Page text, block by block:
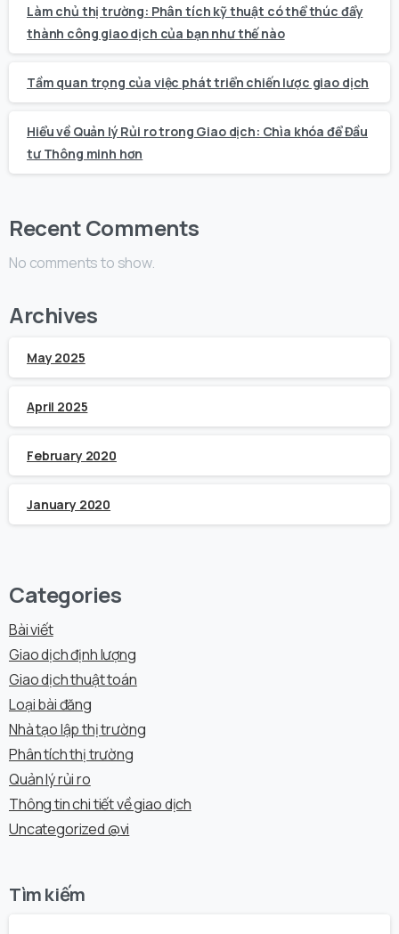
Làm chủ thị trường: Phân tích kỹ thuật có thể thúc đẩy
thành công giao dịch của bạn như thế nào
Tầm quan trọng của việc phát triển chiến lược giao dịch
Hiểu về Quản lý Rủi ro trong Giao dịch: Chìa khóa để Đầu
tư Thông minh hơn
Recent Comments
No comments to show.
Archives
May 2025
April 2025
February 2020
January 2020
Categories
Bài viết
Giao dịch định lượng
Giao dịch thuật toán
Loại bài đăng
Nhà tạo lập thị trường
Phân tích thị trường
Quản lý rủi ro
Thông tin chi tiết về giao dịch
Uncategorized @vi
Tìm kiếm